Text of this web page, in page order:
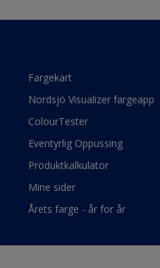
Fargekart
Nordsjö Visualizer fargeapp
ColourTester
Eventyrlig Oppussing
Produktkalkulator
Mine sider
Årets farge - år for år